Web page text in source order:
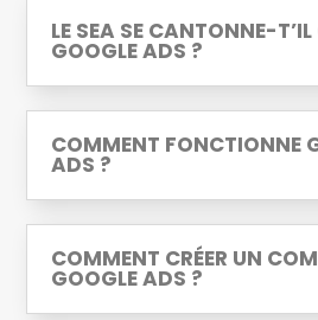
LE SEA SE CANTONNE-
GOOGLE ADS ?
COMMENT FONCTIONNE
ADS ?
COMMENT CRÉER UN
GOOGLE ADS ?